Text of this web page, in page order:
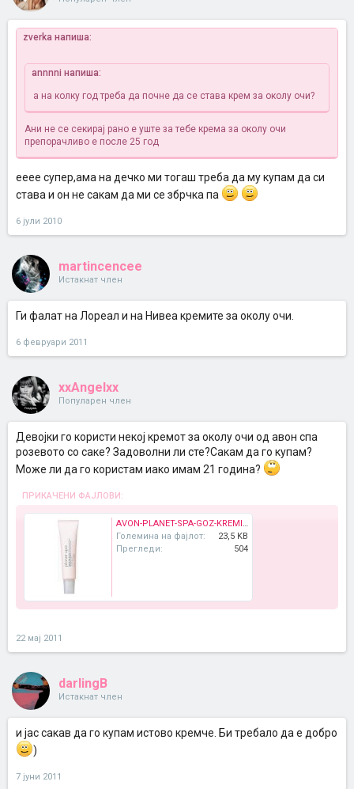
zverka напиша:
annnni напиша:
а на колку год треба да почне да се става крем за околу очи?
Ани не се секирај рано е уште за тебе крема за околу очи
препорачливо е после 25 год
ееее супер,ама на дечко ми тогаш треба да му купам да си
става и он не сакам да ми се збрчка па
6 јули 2010
martincencee
Истакнат член
Ги фалат на Лореал и на Нивеа кремите за околу очи.
6 февруари 2011
xxAngelxx
Популарен член
Девојки го користи некој кремот за околу очи од авон спа
розевото со саке? Задоволни ли сте?Сакам да го купам?
Mоже ли да го користам иако имам 21 година?
ПРИКАЧЕНИ ФАЈЛОВИ:
AVON-PLANET-SPA-GOZ-KREMI-YENI__38655442_0.jpg
Големина на фајлот:
23,5 KB
Прегледи:
504
22 мај 2011
darlingB
Истакнат член
и јас сакав да го купам истово кремче. Би требало да е добро
)
7 јуни 2011